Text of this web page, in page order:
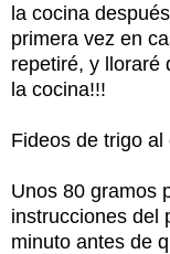
la cocina
primera vez en
repetiré, y lloraré
la cocina!!!
Fideos de trigo
Unos 80 gramos
instrucciones del
minuto antes de